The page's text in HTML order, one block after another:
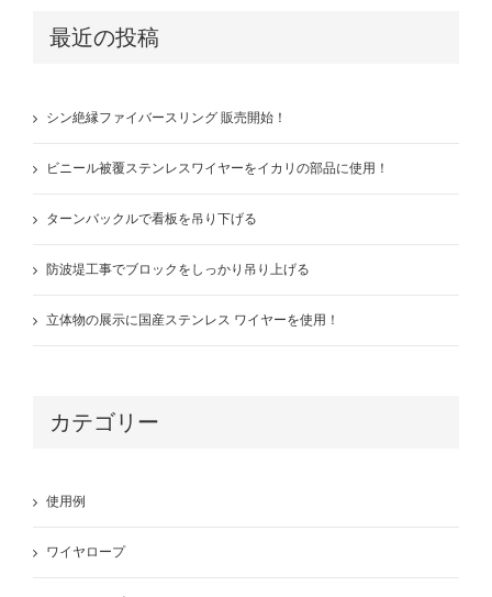
最近の投稿
シン絶縁ファイバースリング 販売開始！
ビニール被覆ステンレスワイヤーをイカリの部品に使用！
ターンバックルで看板を吊り下げる
防波堤工事でブロックをしっかり吊り上げる
立体物の展示に国産ステンレス ワイヤーを使用！
カテゴリー
使用例
ワイヤロープ